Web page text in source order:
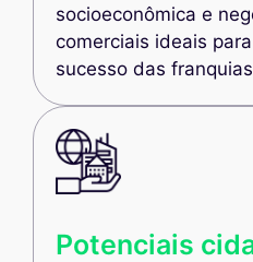
socioeconômica e
comerciais ideais
sucesso das
Potenciais